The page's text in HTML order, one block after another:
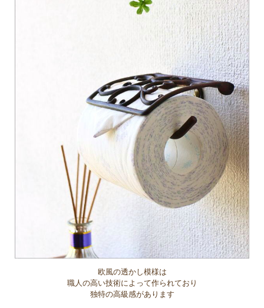
欧風の透かし模様は
職人の高い技術によって作られており
独特の高級感があります